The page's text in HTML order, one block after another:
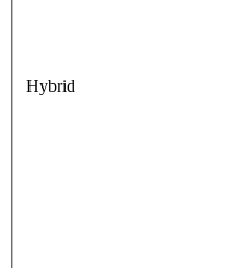
Hybrid